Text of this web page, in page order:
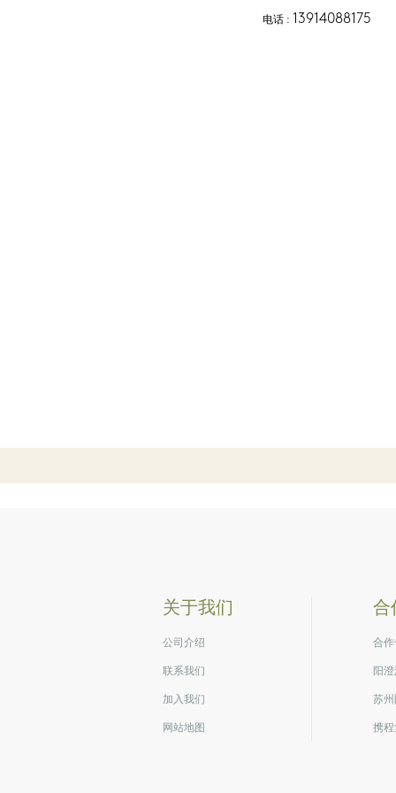
电话 : 13914088175
关于我们
公司介绍
联系我们
加入我们
网站地图
合
合
阳
苏州
携程